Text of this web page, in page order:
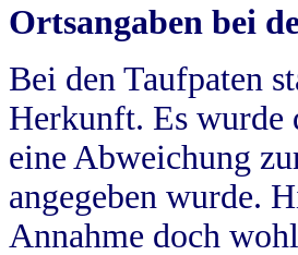
Ortsangaben bei
Bei den Taufpaten
Herkunft. Es wurde
eine Abweichung
angegeben wurde.
Annahme doch